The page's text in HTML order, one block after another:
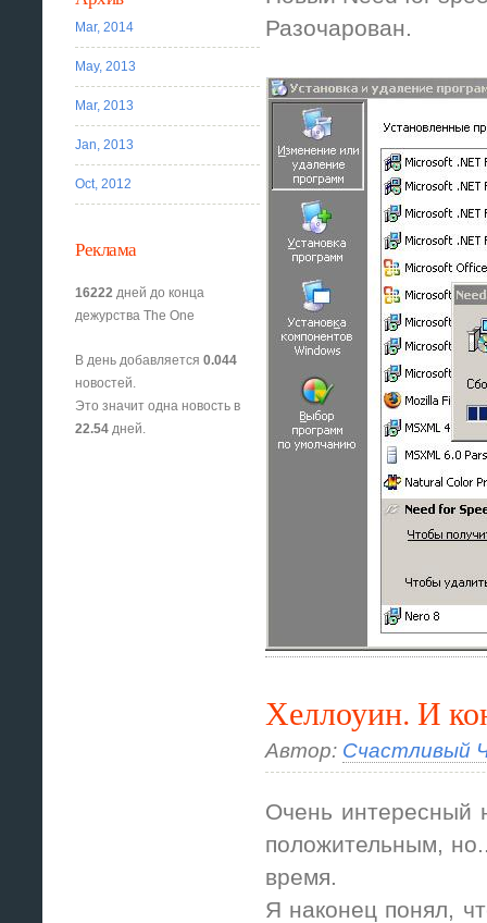
Разочарован.
Хеллоуин. И
Автор: Счастливый
Очень интересный
положительным,
время.
Я наконец понял,
Mar, 2014
May, 2013
Mar, 2013
Jan, 2013
Oct, 2012
Реклама
16222 дней до конца
дежурства The One
В день добавляется0.044
новостей.
Это значит одна новость в
22.54 дней.